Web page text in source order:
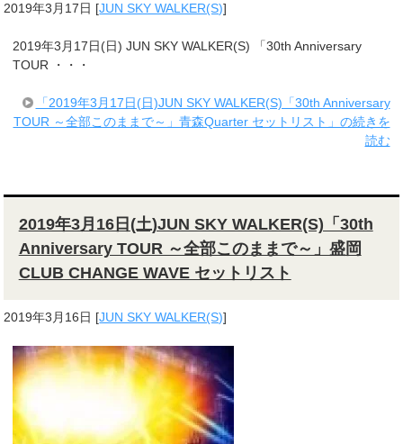
2019年3月17日 [JUN SKY WALKER(S)]
2019年3月17日(日) JUN SKY WALKER(S) 「30th Anniversary
TOUR ・・・
「2019年3月17日(日)JUN SKY WALKER(S)「30th Anniversary
TOUR ～全部このままで～」青森Quarter セットリスト」の続きを
読む
2019年3月16日(土)JUN SKY WALKER(S)「30th
Anniversary TOUR ～全部このままで～」盛岡
CLUB CHANGE WAVE セットリスト
2019年3月16日 [JUN SKY WALKER(S)]